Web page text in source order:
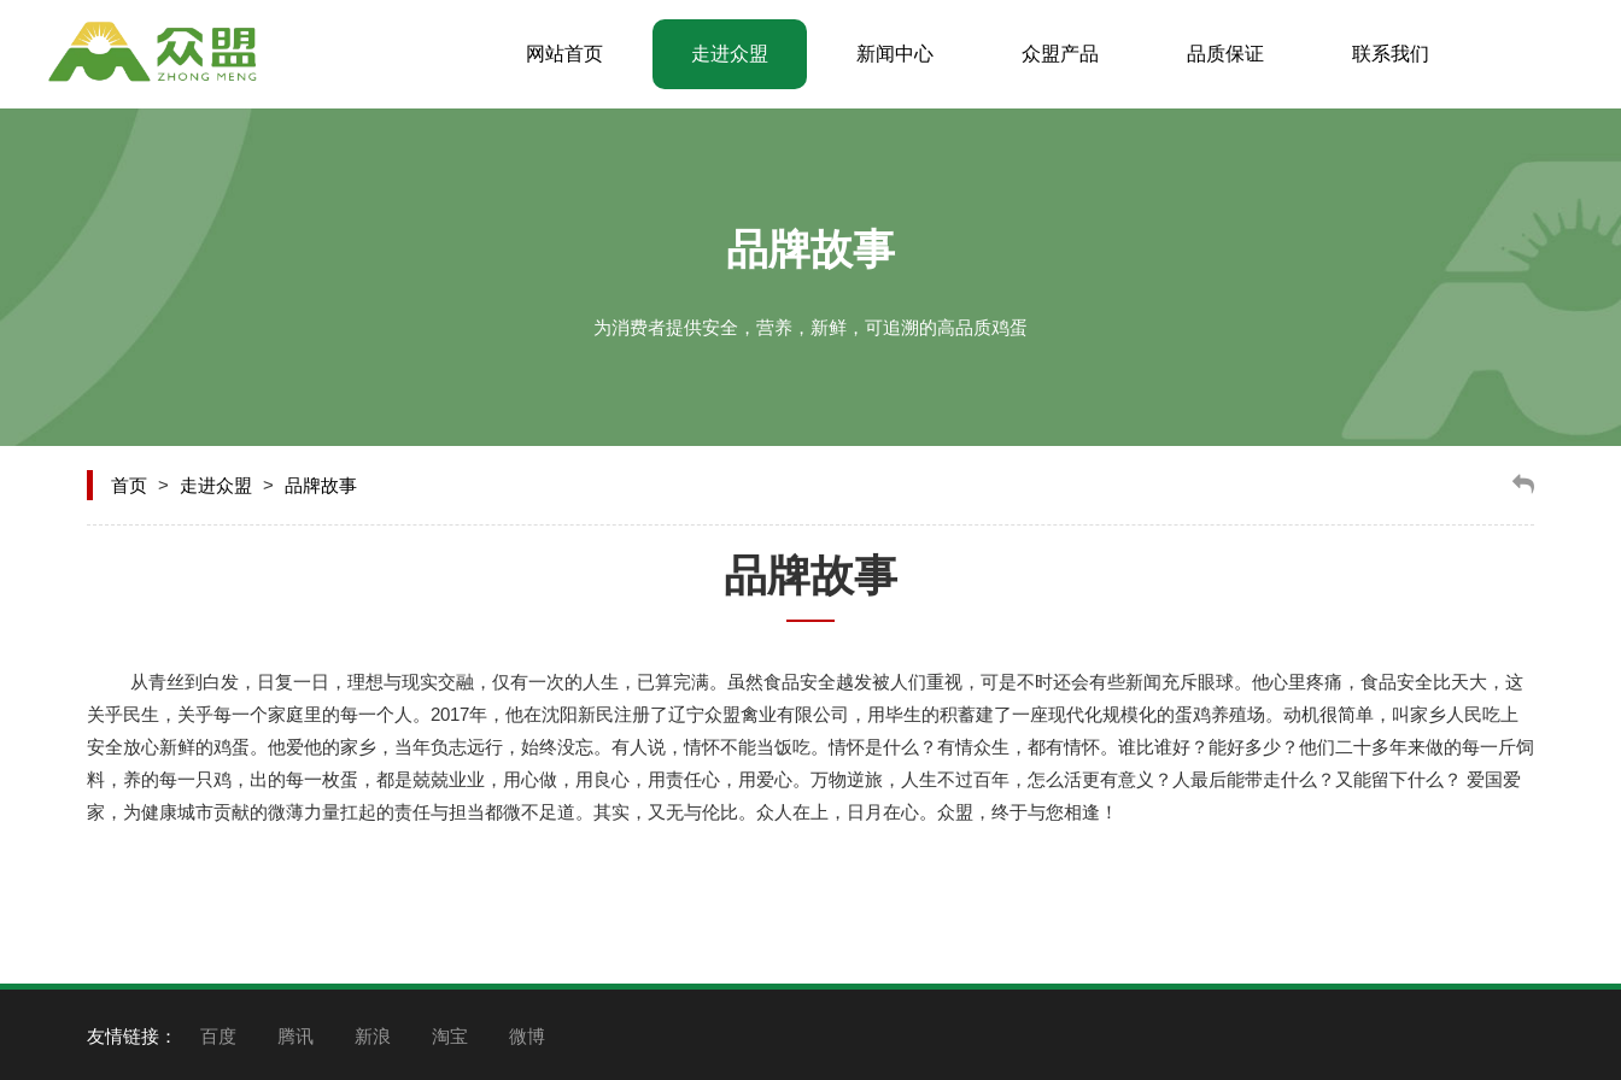
网站首页 走进众盟 新闻中心 众盟产品 品质保证 联系我们
品牌故事
为消费者提供安全，营养，新鲜，可追溯的高品质鸡蛋
首页 > 走进众盟 > 品牌故事
品牌故事
从青丝到白发，日复一日，理想与现实交融，仅有一次的人生，已算完满。虽然食品安全越发被人们重视，可是不时还会有些新闻充斥眼球。他心里疼痛，食品安全比天大，这
关乎民生，关乎每一个家庭里的每一个人。2017年，他在沈阳新民注册了辽宁众盟禽业有限公司，用毕生的积蓄建了一座现代化规模化的蛋鸡养殖场。动机很简单，叫家乡人民吃上
安全放心新鲜的鸡蛋。他爱他的家乡，当年负志远行，始终没忘。有人说，情怀不能当饭吃。情怀是什么？有情众生，都有情怀。谁比谁好？能好多少？他们二十多年来做的每一斤饲
料，养的每一只鸡，出的每一枚蛋，都是兢兢业业，用心做，用良心，用责任心，用爱心。万物逆旅，人生不过百年，怎么活更有意义？人最后能带走什么？又能留下什么？ 爱国爱
家，为健康城市贡献的微薄力量扛起的责任与担当都微不足道。其实，又无与伦比。众人在上，日月在心。众盟，终于与您相逢！
友情链接： 百度 腾讯 新浪 淘宝 微博